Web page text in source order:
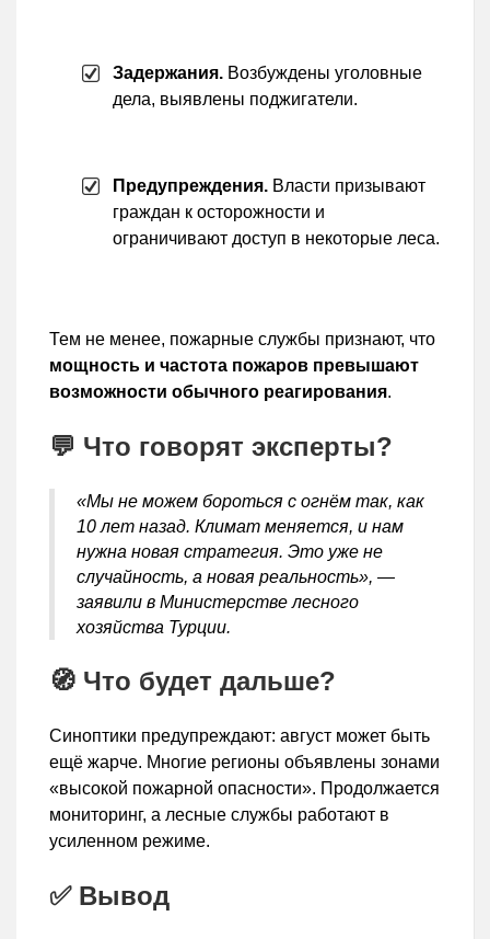
Задержания. Возбуждены уголовные
дела, выявлены поджигатели.
Предупреждения. Власти призывают
граждан к осторожности и
ограничивают доступ в некоторые леса.
Тем не менее, пожарные службы признают, что
мощность и частота пожаров превышают
возможности обычного реагирования.
💬 Что говорят эксперты?
«Мы не можем бороться с огнём так, как
10 лет назад. Климат меняется, и нам
нужна новая стратегия. Это уже не
случайность, а новая реальность», —
заявили в Министерстве лесного
хозяйства Турции.
🧭 Что будет дальше?
Синоптики предупреждают: август может быть
ещё жарче. Многие регионы объявлены зонами
«высокой пожарной опасности». Продолжается
мониторинг, а лесные службы работают в
усиленном режиме.
✅ Вывод